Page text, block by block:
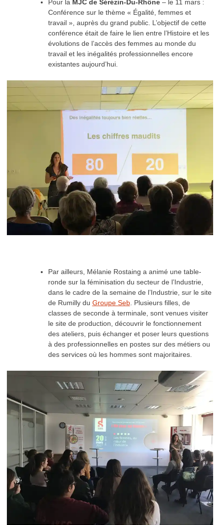
Pour la MJC de Sérézin-Du-Rhône– le 11 mars :
Conférence sur le thème « Égalité, femmes et
travail », auprès du grand public. L’objectif de cette
conférence était de faire le lien entre l’Histoire et les
évolutions de l’accès des femmes au monde du
travail et les inégalités professionnelles encore
existantes aujourd’hui.
Par ailleurs, Mélanie Rostaing a animé une table-
ronde sur la féminisation du secteur de l’Industrie,
dans le cadre de la semaine de l’Industrie, sur le site
de Rumilly du Groupe Seb. Plusieurs filles, de
classes de seconde à terminale, sont venues visiter
le site de production, découvrir le fonctionnement
des ateliers, puis échanger et poser leurs questions
à des professionnelles en postes sur des métiers ou
des services où les hommes sont majoritaires.